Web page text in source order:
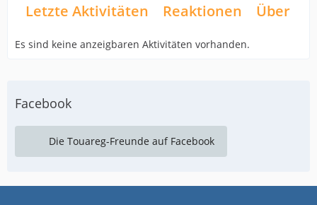
Letzte Aktivitäten Reaktionen Über
Es sind keine anzeigbaren Aktivitäten vorhanden.
Facebook
Die Touareg-Freunde auf Facebook